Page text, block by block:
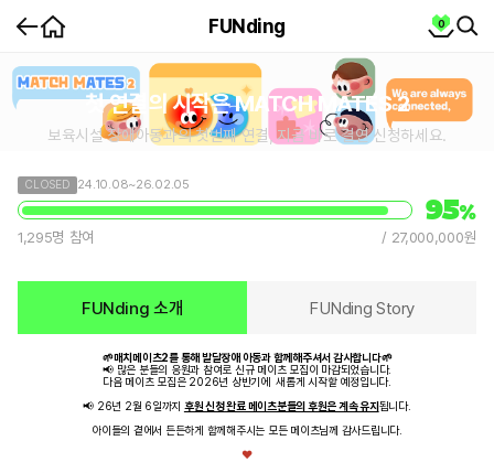
뒤
기
홈 FUNding cart
0
첫 연결의 시작은 MATCH MATES 2
보육시설 장애아동과의 첫번째 연결, 지금 바로 결연 신청하세요.
CLOSED 24.10.08~26.02.05
95%
1,295명 참여 / 27,000,000원
FUNding 소개 FUNding Story
🌱매치메이츠2를 통해 발달장애 아동과 함께해주셔서 감사합니다🌱
📢 많은 분들의 응원과 참여로 신규 메이츠 모집이 마감되었습니다.
다음 메이츠 모집은 2026년 상반기에 새롭게 시작할 예정입니다.
📢 26년 2월 6일까지 후원 신청 완료 메이츠분들의 후원은 계속 유지됩니다.
아이들의 곁에서 든든하게 함께해주시는 모든 메이츠님께 감사드립니다.
♥